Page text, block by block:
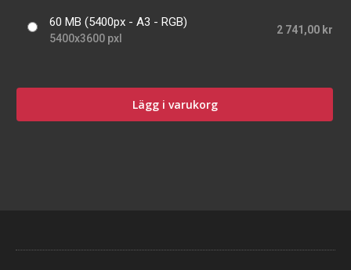
60 MB (5400px - A3 - RGB)
5400x3600 pxl
2 741,00 kr
Lägg i varukorg